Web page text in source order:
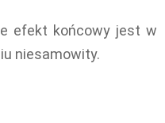
efekt końcowy jest w
niesamowity.